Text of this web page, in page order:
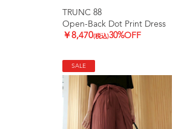
TRUNC 88
Open-Back Dot Print Dress
￥8,470(税込)30%OFF
SALE